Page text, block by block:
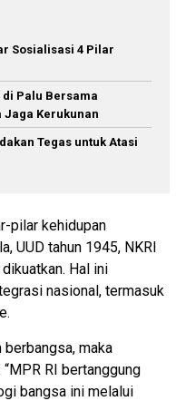
Sosialisasi 4 Pilar
Palu Bersama
Jaga Kerukunan
Tegas untuk Atasi
pilar kehidupan
UUD tahun 1945, NKRI
Hal ini
nasional, termasuk
berbangsa, maka
RI bertanggung
bangsa ini melalui